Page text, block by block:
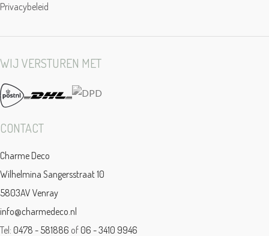
Privacybeleid
WIJ VERSTUREN MET
CONTACT
Charme Deco
Wilhelmina Sangersstraat 10
5803AV Venray
info@charmedeco.nl
Tel: 0478 - 581886 of 06 - 3410 9946